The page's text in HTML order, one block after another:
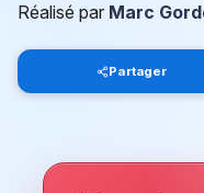
Réalisé par Marc
Partager